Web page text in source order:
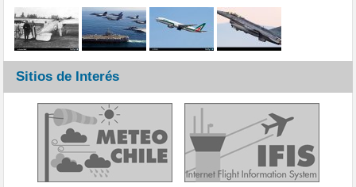
Sitios de Interés